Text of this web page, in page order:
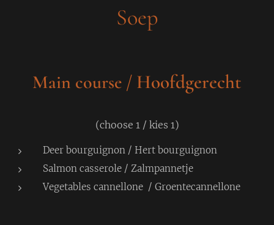
Soep
Main course / Hoofdgerecht
(choose 1 / kies 1)
Deer bourguignon / Hert bourguignon
Salmon casserole / Zalmpannetje
Vegetables cannellone / Groentecannellone